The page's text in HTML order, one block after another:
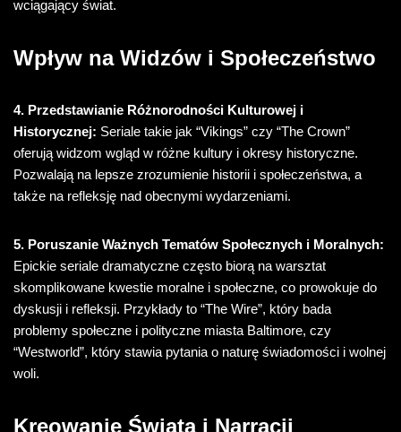
wciągający świat.
Wpływ na Widzów i Społeczeństwo
4. Przedstawianie Różnorodności Kulturowej i
Historycznej: Seriale takie jak “Vikings” czy “The Crown”
oferują widzom wgląd w różne kultury i okresy historyczne.
Pozwalają na lepsze zrozumienie historii i społeczeństwa, a
także na refleksję nad obecnymi wydarzeniami.
5. Poruszanie Ważnych Tematów Społecznych i Moralnych:
Epickie seriale dramatyczne często biorą na warsztat
skomplikowane kwestie moralne i społeczne, co prowokuje do
dyskusji i refleksji. Przykłady to “The Wire”, który bada
problemy społeczne i polityczne miasta Baltimore, czy
“Westworld”, który stawia pytania o naturę świadomości i wolnej
woli.
Kreowanie Świata i Narracji